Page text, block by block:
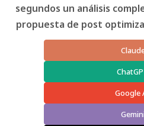
segundos un análisis
propuesta de post
Google
Gemini